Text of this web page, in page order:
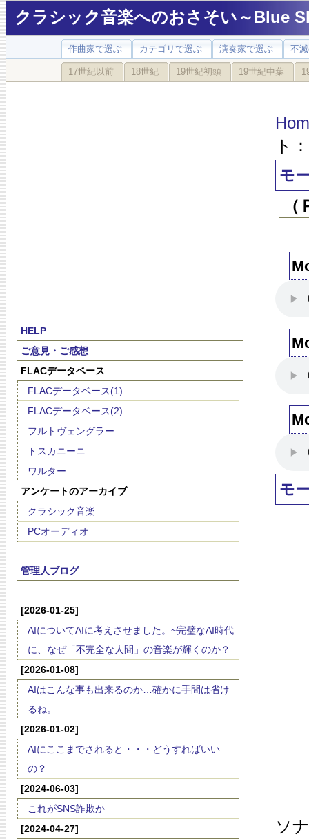
クラシック音楽へのおさそい～Blue
作曲家で選ぶ カテゴリで選ぶ 演奏家で選ぶ 不
17世紀以前 18世紀 19世紀初頭 19世紀中葉
HELP
ご意見・ご感想
FLACデータベース
FLACデータベース(1)
FLACデータベース(2)
フルトヴェングラー
トスカニーニ
ワルター
アンケートのアーカイブ
クラシック音楽
PCオーディオ
管理人ブログ
[2026-01-25]
AIについてAIに考えさせました。~完璧なAI時代
に、なぜ「不完全な人間」の音楽が輝くのか？
[2026-01-08]
AIはこんな事も出来るのか…確かに手間は省け
るね。
[2026-01-02]
AIにここまでされると・・・どうすればいい
の？
[2024-06-03]
これがSNS詐欺か
[2024-04-27]
ト
モ
モ
ソ